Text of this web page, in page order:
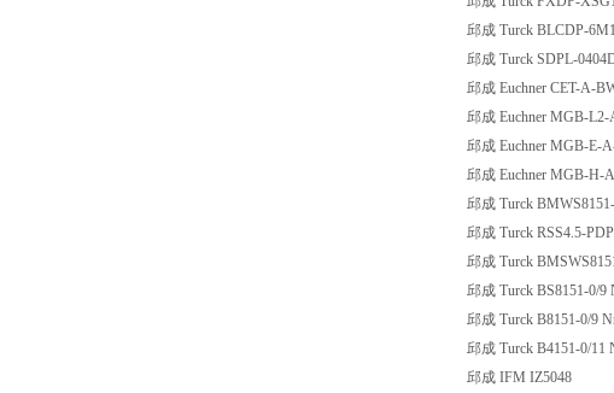
邱成 Turck BLCDP-
邱成 Turck SDPL-
邱成 Euchner CET-A-
邱成 Euchner MGB-
邱成 Euchner MGB-E-
邱成 Euchner MGB-H-
邱成 Turck
邱成 Turck RSS4.5-
邱成 Turck
邱成 Turck BS8151-0/9
邱成 Turck B8151-0/9
邱成 Turck B4151-0/11
邱成 IFM IZ5048